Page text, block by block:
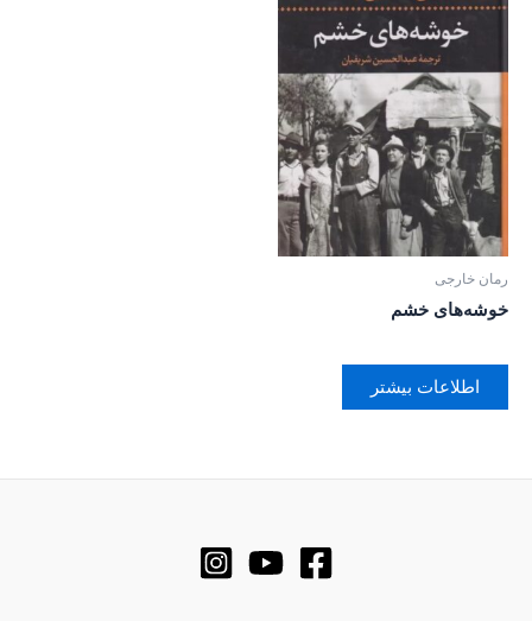
رمان خارجی
خوشه‌های خشم
اطلاعات بیشتر